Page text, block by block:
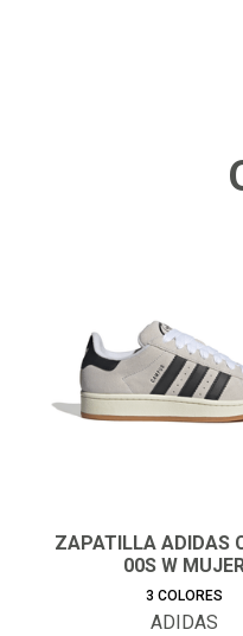
ZAPATILLA ADIDAS
00S W
3 COLORES
ADIDAS